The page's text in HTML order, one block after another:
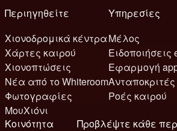
Περιηγηθείτε
Χιονοδρομικά κέντρα
Χάρτες καιρού
Χιονοπτώσεις
Νέα από το Whiteroom
Φωτογραφίες
ΜουΧιόνι
Υπηρεσίες
Μέλος
Ειδοποιήσεις
Εφαρμογή
Ανταποκριτές
Ροές καιρού
Κοινότητα
Προβλέψτε κάθε